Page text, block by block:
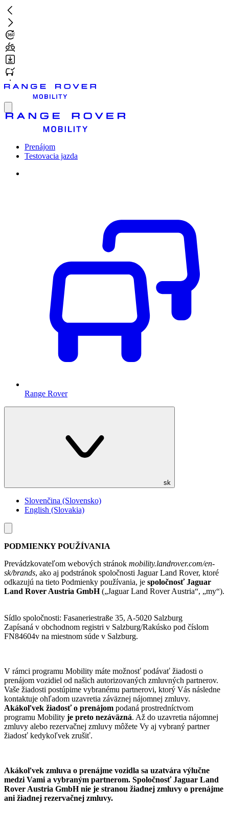
Prejsť
na
hlavný
obsah
Toggle
Prenájom
Testovacia jazda
Range Rover
sk
Slovenčina (Slovensko)
English (Slovakia)
Toggle
menu
PODMIENKY POUŽÍVANIA
Prevádzkovateľom webových stránok mobility.landrover.com/en-
sk/brands, ako aj podstránok spoločnosti Jaguar Land Rover, ktoré
odkazujú na tieto Podmienky používania, je spoločnosť Jaguar
Land Rover Austria GmbH(„Jaguar Land Rover Austria“, „my“).
Sídlo spoločnosti: Fasaneriestraße 35, A-5020 Salzburg
Zapísaná v obchodnom registri v Salzburg/Rakúsko pod číslom
FN84604v na miestnom súde v Salzburg.
V rámci programu Mobility máte možnosť podávať žiadosti o
prenájom vozidiel od našich autorizovaných zmluvných partnerov.
Vaše žiadosti postúpime vybranému partnerovi, ktorý Vás následne
kontaktuje ohľadom uzavretia záväznej nájomnej zmluvy.
Akákoľvek žiadosť o prenájom podaná prostredníctvom
programu Mobility je preto nezáväzná. Až do uzavretia nájomnej
zmluvy alebo rezervačnej zmluvy môžete Vy aj vybraný partner
žiadosť kedykoľvek zrušiť.
Akákoľvek zmluva o prenájme vozidla sa uzatvára výlučne
medzi Vami a vybraným partnerom. Spoločnosť Jaguar Land
Rover Austria GmbH nie je stranou žiadnej zmluvy o prenájme
ani žiadnej rezervačnej zmluvy.